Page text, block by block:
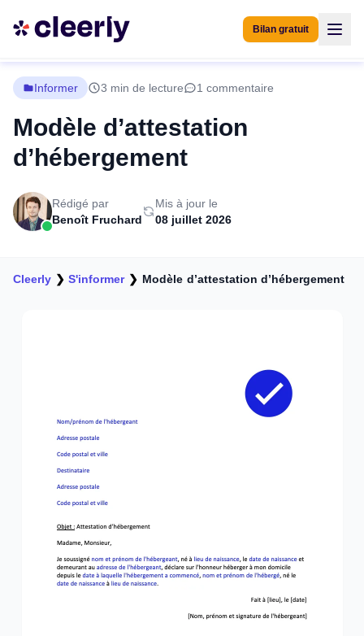
Bilan gratuit
Informer 3 min de lecture 1 commentaire
Modèle d’attestation
d’hébergement
Rédigé par
Benoît Fruchard
Mis à jour le
08 juillet 2026
Cleerly ❯S'informer❯ Modèle d’attestation d’hébergement